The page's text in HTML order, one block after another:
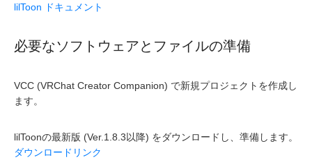
lilToon ドキュメント
必要なソフトウェアとファイルの準備
VCC (VRChat Creator Companion) で新規プロジェクトを作成し
ます。
lilToonの最新版 (Ver.1.8.3以降) をダウンロードし、準備します。
ダウンロードリンク